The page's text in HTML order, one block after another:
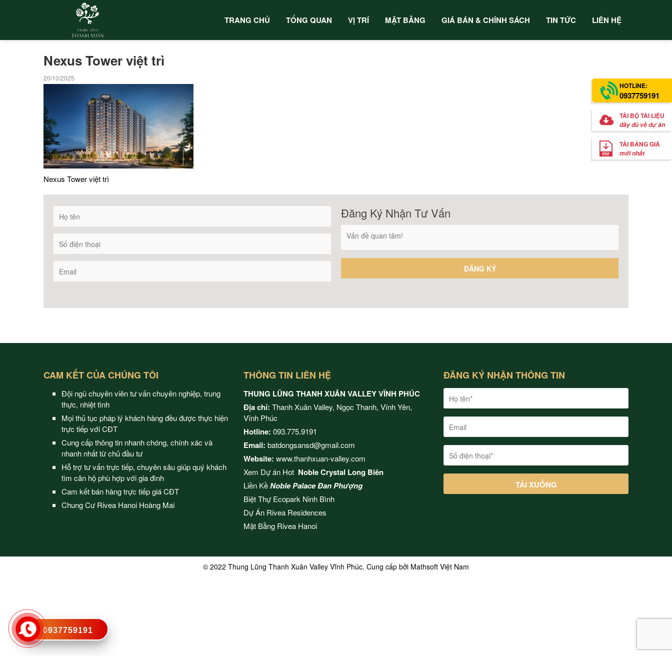
TRANG CHỦ TỔNG QUAN VỊ TRÍ MẶT BẰNG GIÁ BÁN & CHÍNH SÁCH TIN TỨC LIÊN HỆ
Nexus Tower việt trì
20/10/2025
Nexus Tower việt trì
Đăng Ký Nhận Tư Vấn
CAM KẾT CỦA CHÚNG TÔI
Đội ngũ chuyên viên tư vấn chuyên nghiệp, trung
thực, nhiệt tình
Mọi thủ tục pháp lý khách hàng đều được thực hiện
trực tiếp với CĐT
Cung cấp thông tin nhanh chóng, chính xác và
nhanh nhất từ chủ đầu tư
Hỗ trợ tư vấn trực tiếp, chuyên sâu giúp quý khách
tìm căn hộ phù hợp với gia đình
Cam kết bán hàng trực tiếp giá CĐT
Chung Cư Rivea Hanoi Hoàng Mai
THÔNG TIN LIÊN HỆ
THUNG LŨNG THANH XUÂN VALLEY VĨNH PHÚC
Địa chỉ: Thanh Xuân Valley, Ngọc Thanh, Vĩnh Yên,
Vĩnh Phúc
Hotline: 093.775.9191
Email: batdongsansd@gmail.com
Website: www.thanhxuan-valley.com
Xem Dự án Hot Noble Crystal Long Biên
Liền KềNoble Palace Đan Phượng
Biệt Thự Ecopark Ninh Bình
Dự Án Rivea Residences
Mặt Bằng Rivea Hanoi
ĐĂNG KÝ NHẬN THÔNG TIN
© 2022 Thung Lũng Thanh Xuân Valley Vĩnh Phúc. Cung cấp bởi Mathsoft Việt Nam
0937759191
HOTLINE:
0937759191
TẢI BỘ TÀI LIỆU
đầy đủ về dự án
TẢI BẢNG GIÁ
mới nhất